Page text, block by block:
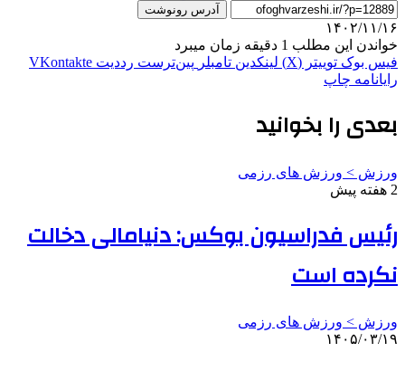
آدرس رونوشت
۱۴۰۲/۱۱/۱۶
خواندن این مطلب 1 دقیقه زمان میبرد
فیس بوک توییتر (X) لینکدین ‫تامبلر ‫پین‌ترست ‫رددیت ‫VKontakte
رایانامه چاپ
بعدی را بخوانید
ورزش > ورزش های رزمی
2 هفته پیش
رئیس فدراسیون بوکس: دنیامالی دخالت
نکرده است
ورزش > ورزش های رزمی
۱۴۰۵/۰۳/۱۹